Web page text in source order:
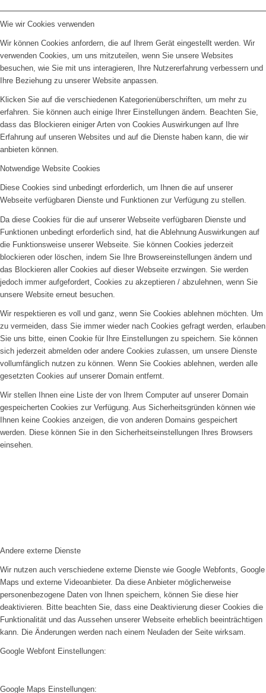
Mitgliedschaft
Spenden
Vereinsheim mieten
Menü
Wie wir Cookies verwenden
Wir können Cookies anfordern, die auf Ihrem Gerät eingestellt werden. Wir
verwenden Cookies, um uns mitzuteilen, wenn Sie unsere Websites
besuchen, wie Sie mit uns interagieren, Ihre Nutzererfahrung verbessern und
Ihre Beziehung zu unserer Website anpassen.
Klicken Sie auf die verschiedenen Kategorienüberschriften, um mehr zu
erfahren. Sie können auch einige Ihrer Einstellungen ändern. Beachten Sie,
dass das Blockieren einiger Arten von Cookies Auswirkungen auf Ihre
Erfahrung auf unseren Websites und auf die Dienste haben kann, die wir
anbieten können.
Notwendige Website Cookies
Diese Cookies sind unbedingt erforderlich, um Ihnen die auf unserer
Webseite verfügbaren Dienste und Funktionen zur Verfügung zu stellen.
Da diese Cookies für die auf unserer Webseite verfügbaren Dienste und
Funktionen unbedingt erforderlich sind, hat die Ablehnung Auswirkungen auf
die Funktionsweise unserer Webseite. Sie können Cookies jederzeit
blockieren oder löschen, indem Sie Ihre Browsereinstellungen ändern und
das Blockieren aller Cookies auf dieser Webseite erzwingen. Sie werden
jedoch immer aufgefordert, Cookies zu akzeptieren / abzulehnen, wenn Sie
unsere Website erneut besuchen.
Wir respektieren es voll und ganz, wenn Sie Cookies ablehnen möchten. Um
zu vermeiden, dass Sie immer wieder nach Cookies gefragt werden, erlauben
Sie uns bitte, einen Cookie für Ihre Einstellungen zu speichern. Sie können
sich jederzeit abmelden oder andere Cookies zulassen, um unsere Dienste
vollumfänglich nutzen zu können. Wenn Sie Cookies ablehnen, werden alle
gesetzten Cookies auf unserer Domain entfernt.
Wir stellen Ihnen eine Liste der von Ihrem Computer auf unserer Domain
gespeicherten Cookies zur Verfügung. Aus Sicherheitsgründen können wie
Ihnen keine Cookies anzeigen, die von anderen Domains gespeichert
werden. Diese können Sie in den Sicherheitseinstellungen Ihres Browsers
einsehen.
Andere externe Dienste
Wir nutzen auch verschiedene externe Dienste wie Google Webfonts, Google
Maps und externe Videoanbieter. Da diese Anbieter möglicherweise
personenbezogene Daten von Ihnen speichern, können Sie diese hier
deaktivieren. Bitte beachten Sie, dass eine Deaktivierung dieser Cookies die
Funktionalität und das Aussehen unserer Webseite erheblich beeinträchtigen
kann. Die Änderungen werden nach einem Neuladen der Seite wirksam.
Google Webfont Einstellungen:
Google Maps Einstellungen: